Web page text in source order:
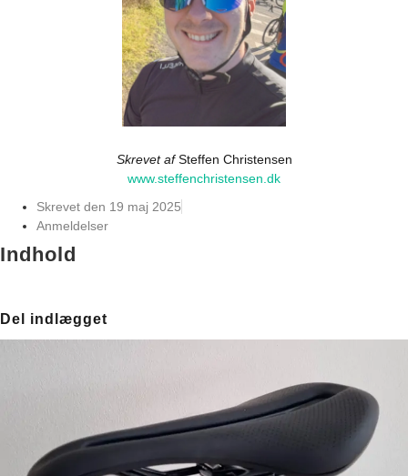
Skrevet afSteffen Christensen
www.steffenchristensen.dk
Skrevet den 19 maj 2025
Anmeldelser
Indhold
Del indlægget